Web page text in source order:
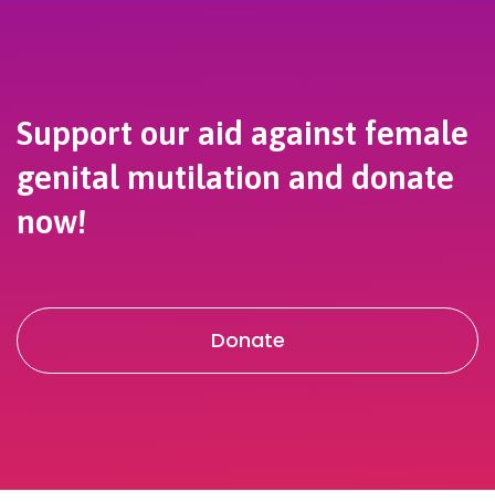
Support our aid against female
genital mutilation and donate
now!
Donate